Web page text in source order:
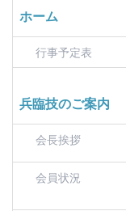
ホーム
行事予定表
兵臨技のご案内
会長挨拶
会員状況